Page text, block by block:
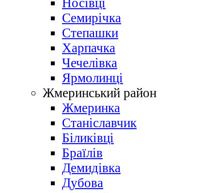
Носівці
Семирічка
Степашки
Харпачка
Чечелівка
Ярмолинці
Жмеринський район
Жмеринка
Станіславчик
Біликівці
Браїлів
Демидівка
Дубова